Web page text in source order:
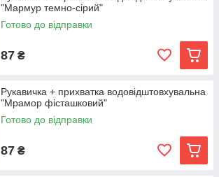
"Мармур темно-сірий"
Готово до відправки
87 ₴
Рукавичка + прихватка водовідштовхувальна
"Мрамор фісташковий"
Готово до відправки
87 ₴